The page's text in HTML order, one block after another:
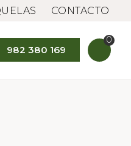
CONTACTO
982 380 169
0